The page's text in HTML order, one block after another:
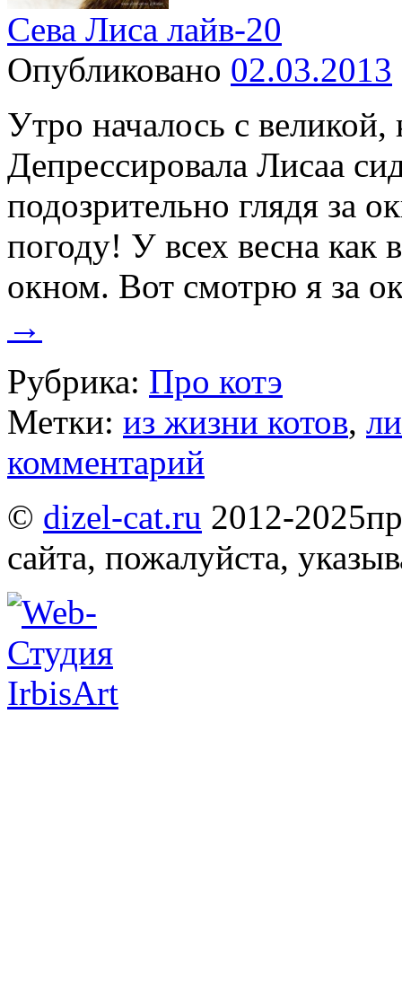
Сева Лиса лайв-20
Опубликовано 02.03.2013
Утро началось с
Депрессировала Лисаа
подозрительно глядя за
погоду! У всех весна как
окном. Вот смотрю я за
→
Рубрика: Про котэ
Метки: из жизни котов,
комментарий
© dizel-cat.ru 2012-2025
сайта, пожалуйста,